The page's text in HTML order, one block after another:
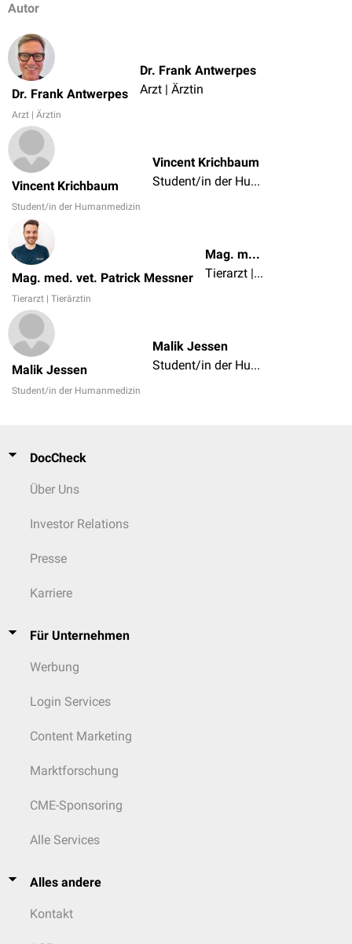
Autor
Dr. Frank Antwerpes
Arzt | Ärztin
Dr. Frank Antwerpes
Arzt | Ärztin
Vincent Krichbaum
Student/in der Humanmedizin
Vincent Krichbaum
Student/in der Humanmedizin
Mag. med. vet. Patrick Messner
Tierarzt | Tierärztin
Mag. med. vet. Patrick Messner
Tierarzt | Tierärztin
Malik Jessen
Student/in der Humanmedizin
Malik Jessen
Student/in der Humanmedizin
DocCheck
Über Uns
Investor Relations
Presse
Karriere
Für Unternehmen
Werbung
Login Services
Content Marketing
Marktforschung
CME-Sponsoring
Alle Services
Alles andere
Kontakt